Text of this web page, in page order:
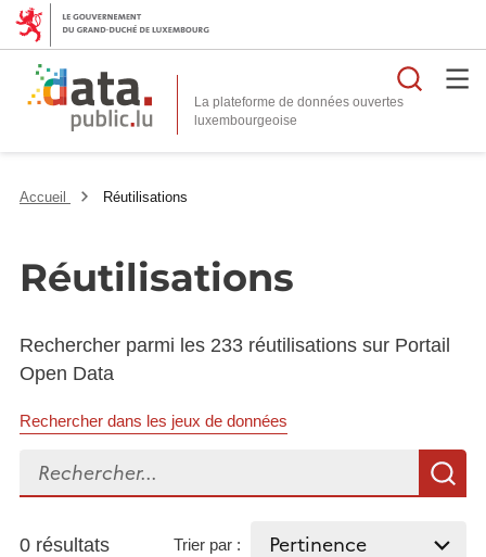
La plateforme de données ouvertes
Accueil Réutilisations
Réutilisations
Rechercher parmi les 233 réutilisations sur Portail
Open Data
Rechercher dans les jeux de données
Rechercher...
0 résultats Trier par :